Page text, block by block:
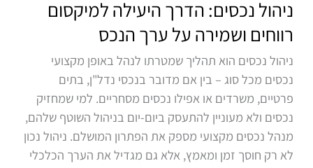
ניהול נכסים: הדרך היעילה למיקסום
רווחים ושמירה על ערך הנכס
ניהול נכסים הוא תהליך שמטרתו לנהל באופן מקצועי
נכסים מכל סוג – בין אם מדובר בנכסי נדל"ן, בתים
פרטיים, משרדים או אפילו נכסים מסחריים. למי שמחזיק
נכסים ולא מעוניין להתעסק ביום-יום בניהול השוטף שלהם,
מנהל נכסים מקצועי מספק את הפתרון המושלם. ניהול נכון
לא רק חוסך זמן ומאמץ, אלא גם מגדיל את הערך הכלכלי
הדרך
למיקסום
רווחים
ושמירה
על
ערך
הנכס